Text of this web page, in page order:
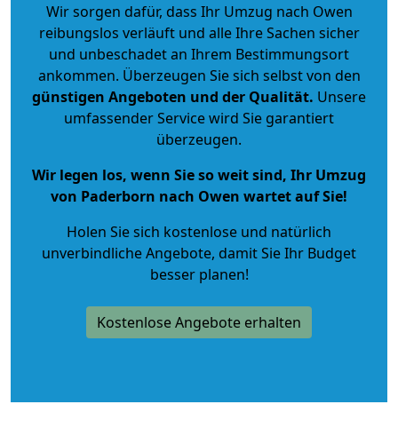
Wir sorgen dafür, dass Ihr Umzug nach Owen
reibungslos verläuft und alle Ihre Sachen sicher
und unbeschadet an Ihrem Bestimmungsort
ankommen. Überzeugen Sie sich selbst von den
günstigen Angeboten und der Qualität. Unsere
umfassender Service wird Sie garantiert
überzeugen.
Wir legen los, wenn Sie so weit sind, Ihr Umzug
von Paderborn nach Owen wartet auf Sie!
Holen Sie sich kostenlose und natürlich
unverbindliche Angebote, damit Sie Ihr Budget
besser planen!
Kostenlose Angebote erhalten